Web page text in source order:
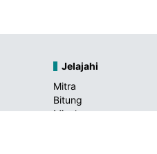
Jelajahi
Mitra
Bitung
Minahasa